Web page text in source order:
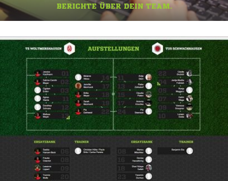
BERICHTE ÜBER DEIN TEAM.